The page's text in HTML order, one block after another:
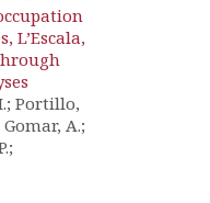
L’Escala,
Portillo,
A.;